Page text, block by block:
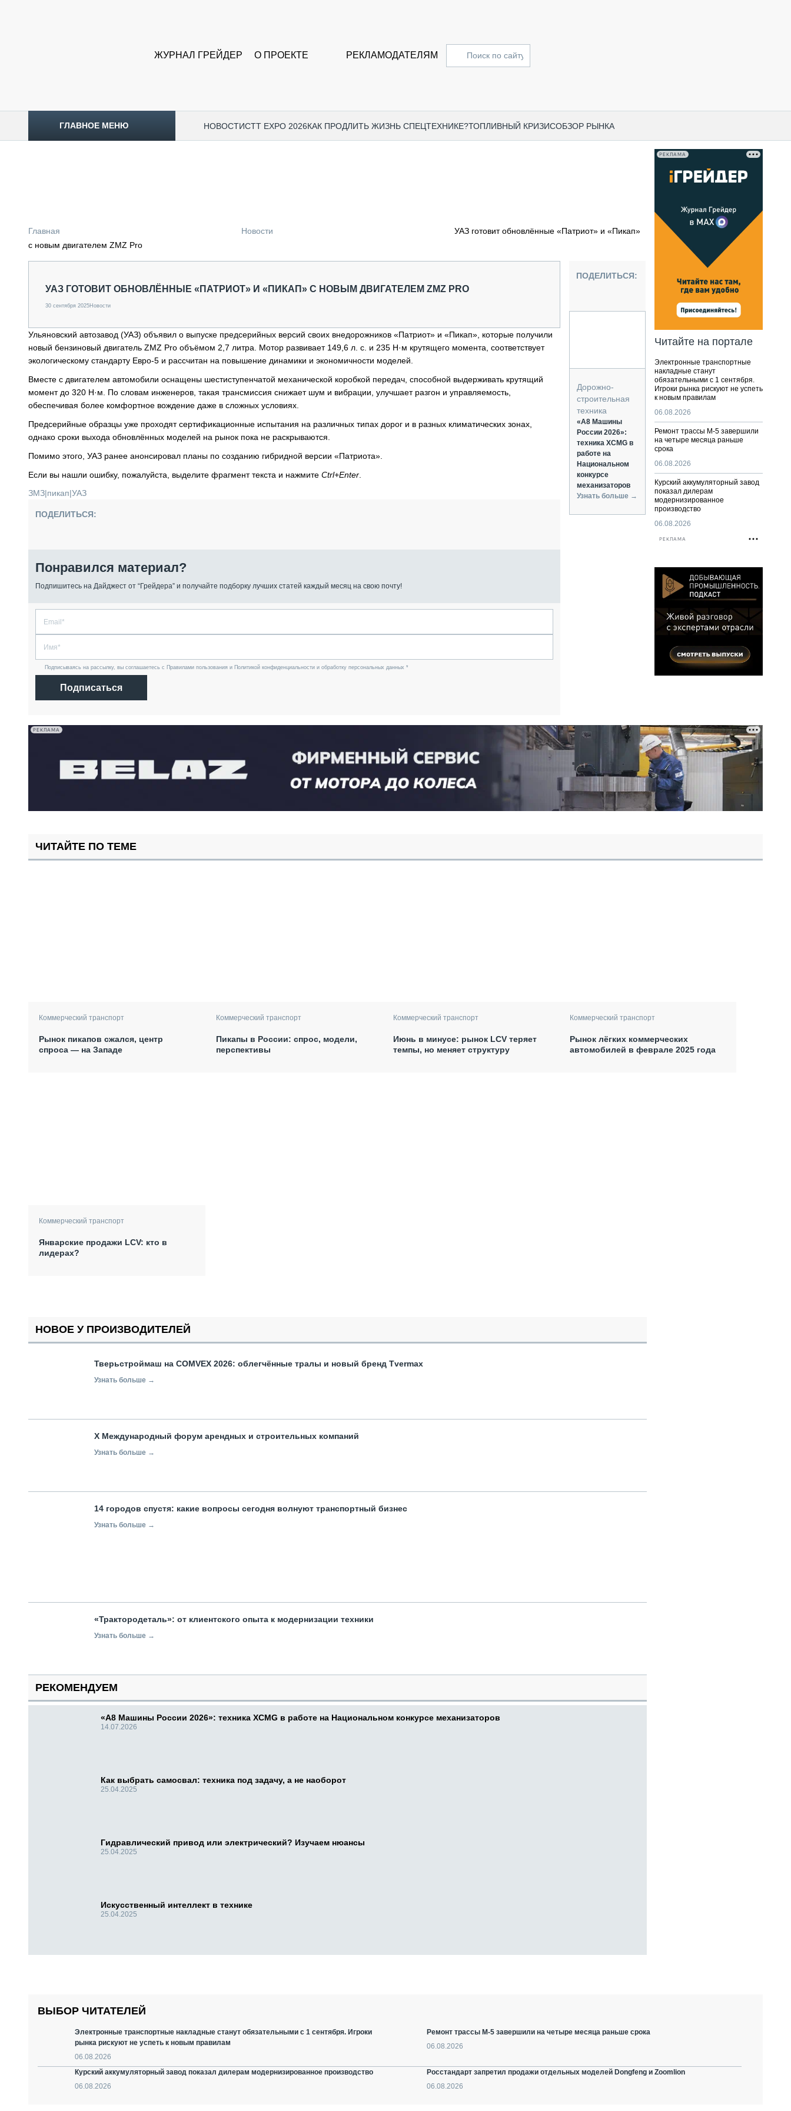
ЖУРНАЛ ГРЕЙДЕР О ПРОЕКТЕ РЕКЛАМОДАТЕЛЯМ
ГЛАВНОЕ МЕНЮ НОВОСТИCTT EXPO 2026КАК ПРОДЛИТЬ ЖИЗНЬ СПЕЦТЕХНИКЕ?ТОПЛИВНЫЙ КРИЗИСОБЗОР РЫНКА
ОБЗОР РЫНКА
ГРУЗОПЕРЕВОЗКИ
ИСПЫТАТЕЛИ
ТЕХНОЛОГИИ
ДОРОЖНАЯ ИНДУСТРИЯ
СЕРВИСМЕНЫ
ПОДЪЁМНАЯ ТЕХНИКА
ПАССАЖИРСКИЙ ТРАНСПОРТ
КАРЬЕРНАЯ ТЕХНИКА
ЛОГИСТИКА И СКЛАД
КОМПЛЕКТУЮЩИЕ И СЕРВИС
Главная Новости
УАЗ готовит обновлённые «Патриот» и «Пикап»
с новым двигателем ZMZ Pro
УАЗ ГОТОВИТ ОБНОВЛЁННЫЕ «ПАТРИОТ» И «ПИКАП» С НОВЫМ ДВИГАТЕЛЕМ ZMZ PRO
30 сентября 2025Новости
Ульяновский автозавод (УАЗ) объявил о выпуске предсерийных версий своих внедорожников «Патриот» и «Пикап», которые получили
новый бензиновый двигатель ZMZ Pro объёмом 2,7 литра. Мотор развивает 149,6 л. с. и 235 Н·м крутящего момента, соответствует
экологическому стандарту Евро-5 и рассчитан на повышение динамики и экономичности моделей.
Вместе с двигателем автомобили оснащены шестиступенчатой механической коробкой передач, способной выдерживать крутящий
момент до 320 Н·м. По словам инженеров, такая трансмиссия снижает шум и вибрации, улучшает разгон и управляемость,
обеспечивая более комфортное вождение даже в сложных условиях.
Предсерийные образцы уже проходят сертификационные испытания на различных типах дорог и в разных климатических зонах,
однако сроки выхода обновлённых моделей на рынок пока не раскрываются.
Помимо этого, УАЗ ранее анонсировал планы по созданию гибридной версии «Патриота».
Если вы нашли ошибку, пожалуйста, выделите фрагмент текста и нажмите Ctrl+Enter
ЗМЗ|пикап|УАЗ
ПОДЕЛИТЬСЯ:
Понравился материал?
Подпишитесь на Дайджест от “Грейдера” и получайте подборку лучших статей каждый месяц на свою почту!
Подписываясь на рассылку, вы соглашаетесь с Правилами пользования и Политикой конфиденциальности и обработку персональных данных *
Подписаться
ПОДЕЛИТЬСЯ:
Дорожно-
строительная
техника
«А8 Машины
России 2026»:
техника XCMG в
работе на
Национальном
конкурсе
механизаторов
Узнать больше →
РЕКЛАМА
Читайте на портале
Электронные транспортные
накладные станут
обязательными с 1 сентября.
Игроки рынка рискуют не успеть
к новым правилам
06.08.2026
Ремонт трассы М-5 завершили
на четыре месяца раньше
срока
06.08.2026
Курский аккумуляторный завод
показал дилерам
модернизированное
производство
06.08.2026
РЕКЛАМА
РЕКЛАМА
ЧИТАЙТЕ ПО ТЕМЕ
Коммерческий транспорт
Рынок пикапов сжался, центр
спроса — на Западе
Коммерческий транспорт
Пикапы в России: спрос, модели,
перспективы
Коммерческий транспорт
Июнь в минусе: рынок LCV теряет
темпы, но меняет структуру
Коммерческий транспорт
Рынок лёгких коммерческих
автомобилей в феврале 2025 года
Коммерческий транспорт
Январские продажи LCV: кто в
лидерах?
НОВОЕ У ПРОИЗВОДИТЕЛЕЙ
Тверьстроймаш на COMVEX 2026: облегчённые тралы и новый бренд Tvermax
Узнать больше →
X Международный форум арендных и строительных компаний
Узнать больше →
14 городов спустя: какие вопросы сегодня волнуют транспортный бизнес
Узнать больше →
«Трактородеталь»: от клиентского опыта к модернизации техники
Узнать больше →
РЕКОМЕНДУЕМ
«А8 Машины России 2026»: техника XCMG в работе на Национальном конкурсе механизаторов
14.07.2026
Как выбрать самосвал: техника под задачу, а не наоборот
25.04.2025
Гидравлический привод или электрический? Изучаем нюансы
25.04.2025
Искусственный интеллект в технике
25.04.2025
ВЫБОР ЧИТАТЕЛЕЙ
Электронные транспортные накладные станут обязательными с 1 сентября. Игроки
рынка рискуют не успеть к новым правилам
06.08.2026
Ремонт трассы М-5 завершили на четыре месяца раньше срока
06.08.2026
Курский аккумуляторный завод показал дилерам модернизированное производство
06.08.2026
Росстандарт запретил продажи отдельных моделей Dongfeng и Zoomlion
06.08.2026